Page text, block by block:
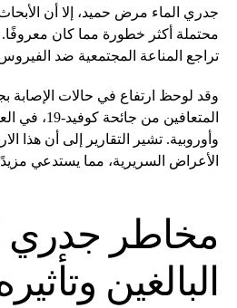
جدري الماء مرض حميد، إلا أن
محتملة أكثر خطورة مما كان معروفًا.
تراجع المناعة المجتمعية ضد
وقد لوحظ ارتفاع في حالات الإصابة
المتعافين من
وأوروبية. تشير التقارير إلى أن هذا
الأعراض السريرية، مما يستدعي
مخاطر جدري
البالغين